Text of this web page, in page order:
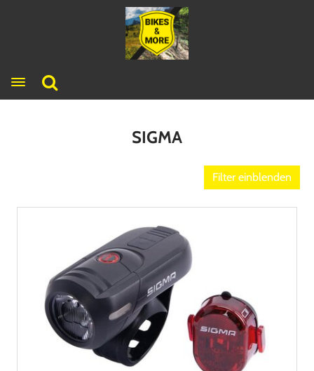
Toggle navigation
SIGMA
Filter einblenden